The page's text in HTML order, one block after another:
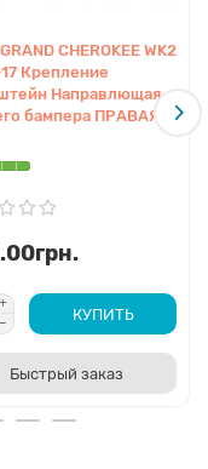
CHEROKEE WK2
Крепление
Направлющая
бампера ПРАВАЯ
КУПИТЬ
Быстрый заказ